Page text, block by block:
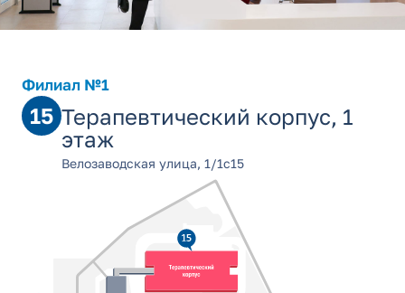
Филиал №1
15 Терапевтический корпус, 1
этаж
Велозаводская улица, 1/1с15